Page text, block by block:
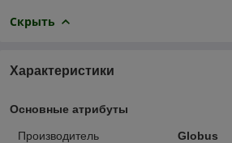
Скрыть
Характеристики
Основные атрибуты
Производитель
Globus